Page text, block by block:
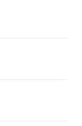
mobile
votre bureau